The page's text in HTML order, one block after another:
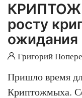
росту
ожидания
Григорий
Пришло время
Криптожмыха.